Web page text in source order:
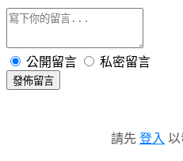
公開留言 私密留言
發佈留言
請先 登入 以